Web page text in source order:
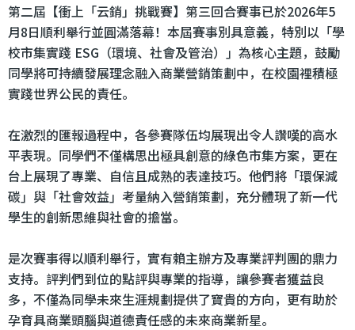
第二屆【衝上「云銷」挑戰賽】第三回合賽事已於2026年5
月8日順利舉行並圓滿落幕！本屆賽事別具意義，特別以「學
校市集實踐 ESG（環境、社會及管治）」為核心主題，鼓勵
同學將可持續發展理念融入商業營銷策劃中，在校園裡積極
實踐世界公民的責任。
在激烈的匯報過程中，各參賽隊伍均展現出令人讚嘆的高水
平表現。同學們不僅構思出極具創意的綠色市集方案，更在
台上展現了專業、自信且成熟的表達技巧。他們將「環保減
碳」與「社會效益」考量納入營銷策劃，充分體現了新一代
學生的創新思維與社會的擔當。
是次賽事得以順利舉行，實有賴主辦方及專業評判團的鼎力
支持。評判們到位的點評與專業的指導，讓參賽者獲益良
多，不僅為同學未來生涯規劃提供了寶貴的方向，更有助於
孕育具商業頭腦與道德責任感的未來商業新星。